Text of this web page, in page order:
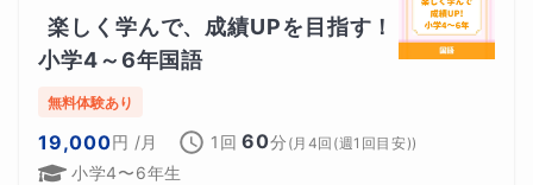
楽しく学んで、成績UPを目指す！
小学4～6年国語
無料体験あり
19,000円 /月 1回 60分 (月4回(週1回目安))
小学4〜6年生